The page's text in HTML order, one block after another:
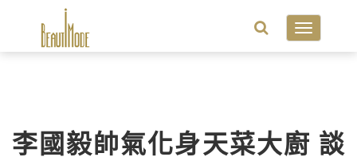
Toggle
李國毅帥氣化身天菜大廚 談